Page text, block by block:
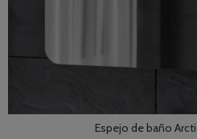
Espejo de baño